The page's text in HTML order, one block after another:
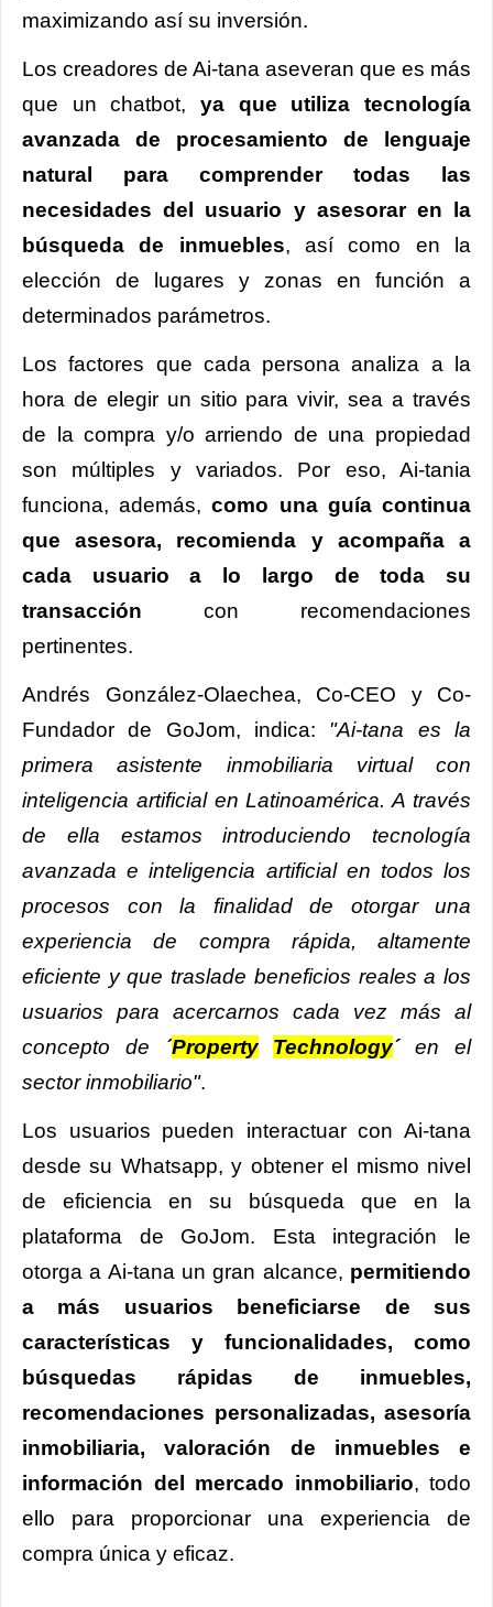
maximizando así su inversión.
Los creadores de Ai-tana aseveran que es más
que un chatbot, ya que utiliza tecnología
avanzada de procesamiento de lenguaje
natural para comprender todas las
necesidades del usuario y asesorar en la
búsqueda de inmuebles, así como en la
elección de lugares y zonas en función a
determinados parámetros.
Los factores que cada persona analiza a la
hora de elegir un sitio para vivir, sea a través
de la compra y/o arriendo de una propiedad
son múltiples y variados. Por eso, Ai-tania
funciona, además,como una guía continua
que asesora, recomienda y acompaña a
cada usuario a lo largo de toda su
transacción con recomendaciones
pertinentes.
Andrés González-Olaechea, Co-CEO y Co-
Fundador de GoJom, indica: "Ai-tana es la
primera asistente inmobiliaria virtual con
inteligencia artificial en Latinoamérica. A través
de ella estamos introduciendo tecnología
avanzada e inteligencia artificial en todos los
procesos con la finalidad de otorgar una
experiencia de compra rápida, altamente
eficiente y que traslade beneficios reales a los
usuarios para acercarnos cada vez más al
concepto de
´Property Technology´en el
sector inmobiliario".
Los usuarios pueden interactuar con Ai-tana
desde su Whatsapp, y obtener el mismo nivel
de eficiencia en su búsqueda que en la
plataforma de GoJom. Esta integración le
otorga a Ai-tana un gran alcance, permitiendo
a más usuarios beneficiarse de sus
características y funcionalidades, como
búsquedas rápidas de inmuebles,
recomendaciones personalizadas, asesoría
inmobiliaria, valoración de inmuebles e
información del mercado inmobiliario, todo
ello para proporcionar una experiencia de
compra única y eficaz.